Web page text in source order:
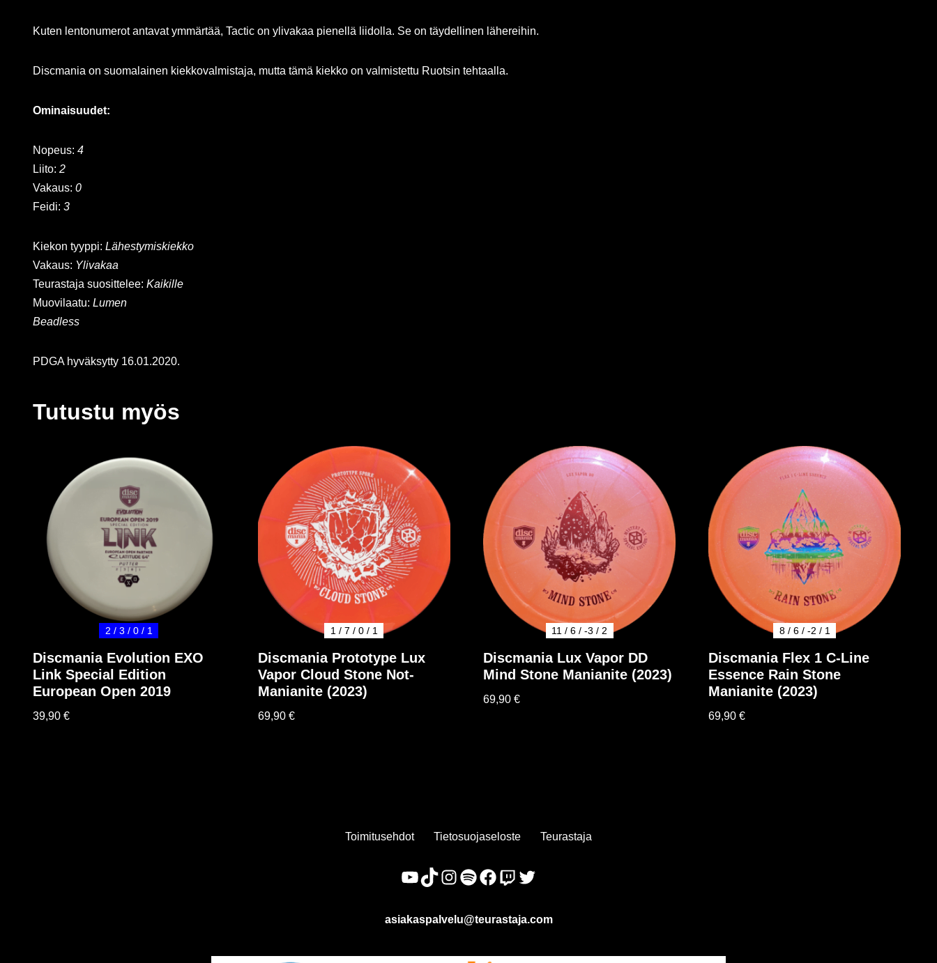
Kuten lentonumerot antavat ymmärtää, Tactic on ylivakaa pienellä liidolla. Se on täydellinen lähereihin.
Discmania on suomalainen kiekkovalmistaja, mutta tämä kiekko on valmistettu Ruotsin tehtaalla.
Ominaisuudet:
Nopeus: 4
Liito: 2
Vakaus: 0
Feidi: 3
Kiekon tyyppi: Lähestymiskiekko
Vakaus: Ylivakaa
Teurastaja suosittelee: Kaikille
Muovilaatu: Lumen
Beadless
PDGA hyväksytty 16.01.2020.
Tutustu myös
2 / 3 / 0 / 1
Discmania Evolution EXO
Link Special Edition
European Open 2019
39,90 €
1 / 7 / 0 / 1
Discmania Prototype Lux
Vapor Cloud Stone Not-
Manianite (2023)
69,90€
11 / 6 / -3 / 2
Discmania Lux Vapor DD
Mind Stone Manianite (2023)
69,90€
8 / 6 / -2 / 1
Discmania Flex 1 C-Line
Essence Rain Stone
Manianite (2023)
69,90€
Toimitusehdot Tietosuojaseloste Teurastaja
asiakaspalvelu@teurastaja.com